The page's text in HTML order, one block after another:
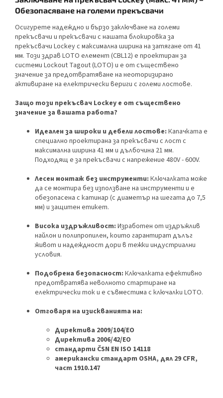
Обезопасяване на големи прекъсвачи
Осигурете надеждно и бързо заключване на големи
прекъсвачи и прекъсвачи с нашата блокировка за
прекъсвачи Lockey с максимална ширина на затягане от 41
мм. Този здрав LOTO елемент (CBL12) е проектиран за
системи Lockout Tagout (LOTO) и е от съществено
значение за предотвратяване на неоторизирано
активиране на електрически вериги с големи лостове.
Защо този прекъсвач Lockey е от съществено
значение за вашата работа?
Идеален за широки и дебели лостове: Капачката е
специално проектирана за прекъсвачи с лост с
максимална ширина 41 мм и дълбочина 21 мм.
Подходящ е за прекъсвачи с напрежение 480V - 600V.
Лесен монтаж без инструменти: Ключалката може
да се монтира без използване на инструменти и е
обезопасена с катинар (с диаметър на шегата до 7,5
мм) и защитен етикет.
Висока издръжливост: Изработен от издръжлив
найлон и полипропилен, които гарантират дълъг
живот и надеждност дори в тежки индустриални
условия.
Подобрена безопасност: Ключалката ефективно
предотвратява неволното стартиране на
електрически ток и е съвместима с ключалки LOTO.
Отговаря на изискванията на:
Директива 2009/104/ЕО
Директива 2006/42/ЕО
стандарти ČSN EN ISO 14118
американски стандарт OSHA, дял 29 CFR,
част 1910.147